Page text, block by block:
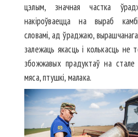
цэлым, значная частка
накіроўваецца на выраб
словамі, ад ўраджаю,
залежаць якасць і колькасць не
збожжавых прадуктаў на
мяса, птушкі, малака.